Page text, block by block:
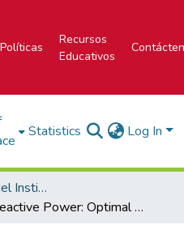
Políticas
Recursos
Educativos
Statistics Log In
Portal de Revistas del Instituto Tecnológico de Costa Rica
Reactive Power: Optimal Dispatch with linear programming-PART A